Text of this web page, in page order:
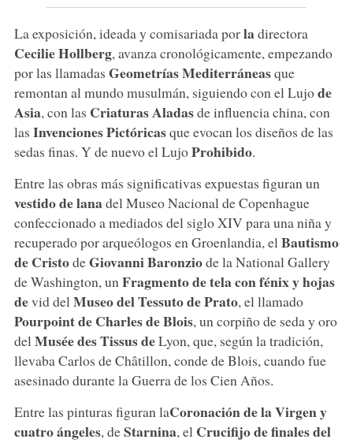
La exposición, ideada y comisariada porladirectora
Cecilie Hollberg, avanza cronológicamente, empezando
por las llamadas Geometrías Mediterráneasque
remontan al mundo musulmán, siguiendo con el Lujode
Asia, con las Criaturas Aladasde influencia china, con
las Invenciones Pictóricasque evocan los diseños de las
sedas finas. Y de nuevo el LujoProhibido.
Entre las obras más significativas expuestas figuran un
vestido de lanadel Museo Nacional de Copenhague
confeccionado a mediados del siglo XIV para una niña y
recuperado por arqueólogos en Groenlandia, el Bautismo
de CristodeGiovanni Baronziode la National Gallery
de Washington, un Fragmento de tela con fénix y hojas
devid del Museo del Tessuto de Prato, el llamado
Pourpoint de Charles de Blois, un corpiño de seda y oro
del Musée des Tissus deLyon, que, según la tradición,
llevaba Carlos de Châtillon, conde de Blois, cuando fue
asesinado durante la Guerra de los Cien Años.
Entre las pinturas figuran laCoronación de la Virgen y
cuatro ángeles, deStarnina, el Crucifijo de finales del